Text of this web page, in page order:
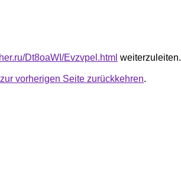
Dt8oaWI/Evzvpel.html weiterzuleiten.
zur vorherigen Seite zurückkehren.